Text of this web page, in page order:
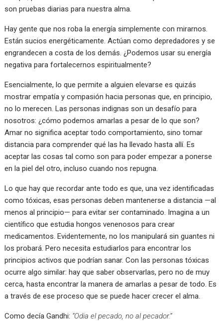
son pruebas diarias para nuestra alma.
Hay gente que nos roba la energía simplemente con mirarnos.
Están sucios energéticamente. Actúan como depredadores y se
engrandecen a costa de los demás. ¿Podemos usar su energía
negativa para fortalecernos espiritualmente?
Esencialmente, lo que permite a alguien elevarse es quizás
mostrar empatía y compasión hacia personas que, en principio,
no lo merecen. Las personas indignas son un desafío para
nosotros: ¿cómo podemos amarlas a pesar de lo que son?
Amar no significa aceptar todo comportamiento, sino tomar
distancia para comprender qué las ha llevado hasta allí. Es
aceptar las cosas tal como son para poder empezar a ponerse
en la piel del otro, incluso cuando nos repugna.
Lo que hay que recordar ante todo es que, una vez identificadas
como tóxicas, esas personas deben mantenerse a distancia —al
menos al principio— para evitar ser contaminado. Imagina a un
científico que estudia hongos venenosos para crear
medicamentos. Evidentemente, no los manipulará sin guantes ni
los probará. Pero necesita estudiarlos para encontrar los
principios activos que podrían sanar. Con las personas tóxicas
ocurre algo similar: hay que saber observarlas, pero no de muy
cerca, hasta encontrar la manera de amarlas a pesar de todo. Es
a través de ese proceso que se puede hacer crecer el alma.
Como decía Gandhi: “Odia el pecado, no al pecador.”